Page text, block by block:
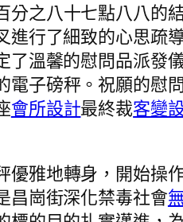
分之八十七點八八的
行了細致的心思疏
溫馨的慰問品派
電子磅秤。祝願的慰
會所設計最終裁客變
優雅地轉身，開始操
昌崗街深化禁毒社會